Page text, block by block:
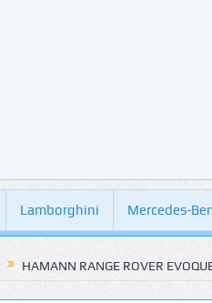
Lamborghini Mercedes-
HAMANN RANGE ROVER